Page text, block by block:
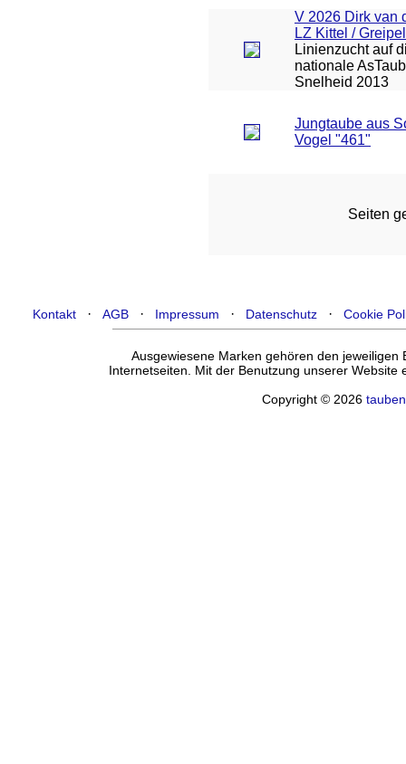
V 2026 Dirk van
LZ Kittel / Greipel
Linienzucht auf
nationale
Snelheid 2013
Jungtaube aus
Vogel "461"
Seiten
Kontakt· AGB· Impressum · Datenschutz· Cookie
Ausgewiesene Marken gehören den
Internetseiten. Mit der Benutzung unserer Website
Copyright © 2026